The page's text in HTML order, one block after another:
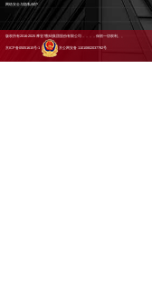
网络安全与隐私保护
版权所有2016-2025 摩登7数码集团股份有限公司，，，，保留一切权利。。
京ICP备05051615号-1 京公网安备 11010802037792号